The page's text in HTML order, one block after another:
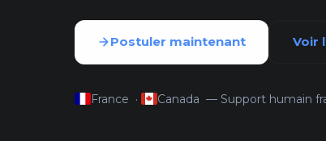
Postuler maintenant Voir
France · Canada — Support humain